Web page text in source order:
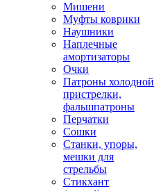
Мишени
Муфты коврики
Наушники
Наплечные
амортизаторы
Очки
Патроны холодной
пристрелки,
фальшпатроны
Перчатки
Сошки
Станки, упоры,
мешки для
стрельбы
Стикхант